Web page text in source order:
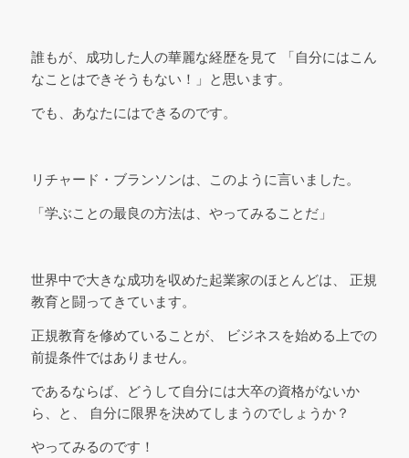
誰もが、成功した人の華麗な経歴を見て 「自分にはこん
なことはできそうもない！」と思います。
でも、あなたにはできるのです。
リチャード・ブランソンは、このように言いました。
「学ぶことの最良の方法は、やってみることだ」
世界中で大きな成功を収めた起業家のほとんどは、 正規
教育と闘ってきています。
正規教育を修めていることが、 ビジネスを始める上での
前提条件ではありません。
であるならば、どうして自分には大卒の資格がないか
ら、と、 自分に限界を決めてしまうのでしょうか？
やってみるのです！